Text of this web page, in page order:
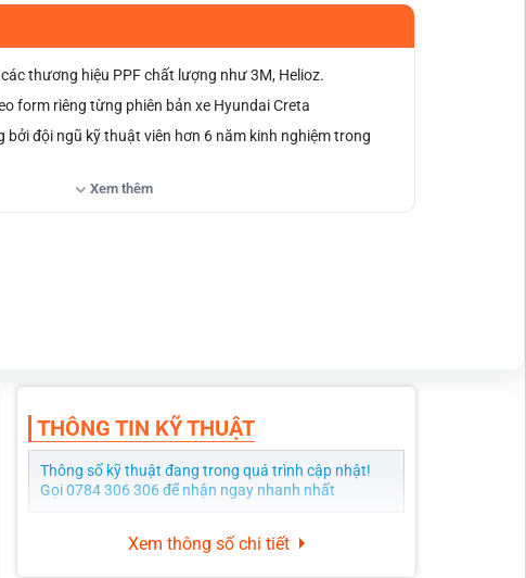
thương hiệu PPF chất lượng như 3M, Helioz.
form riêng từng phiên bản xe Hyundai Creta
bởi đội ngũ kỹ thuật viên hơn 6 năm kinh nghiệm trong
bạch, rõ ràng theo tiêu chuẩn nhà sản xuất.
Xem thêm
THÔNG TIN KỸ THUẬT
Thông số kỹ thuật đang trong quá trình cập nhật!
Gọi 0784 306 306 để nhận ngay nhanh nhất
Xem thông số chi tiết